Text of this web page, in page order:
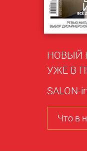
НОВЫЙ
УЖЕ В
SALON-
Что в